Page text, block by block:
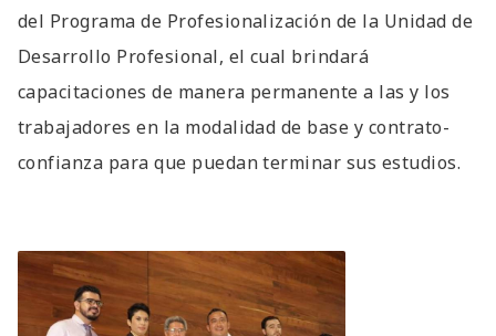
del Programa de Profesionalización de la Unidad de
Desarrollo Profesional, el cual brindará
capacitaciones de manera permanente a las y los
trabajadores en la modalidad de base y contrato-
confianza para que puedan terminar sus estudios.